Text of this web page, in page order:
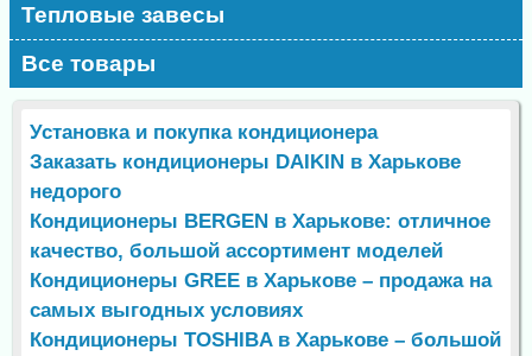
Тепловые завесы
Все товары
Установка и покупка кондиционера
Заказать кондиционеры DAIKIN в Харькове
недорого
Кондиционеры BERGEN в Харькове: отличное
качество, большой ассортимент моделей
Кондиционеры GREE в Харькове – продажа на
самых выгодных условиях
Кондиционеры TOSHIBA в Харькове – большой